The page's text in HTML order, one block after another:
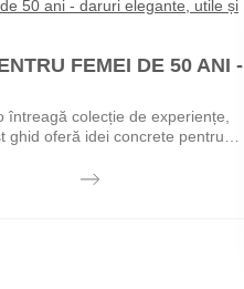
FEMEI DE 50 ANI -
colecție de experiențe,
ghid oferă idei concrete pentru